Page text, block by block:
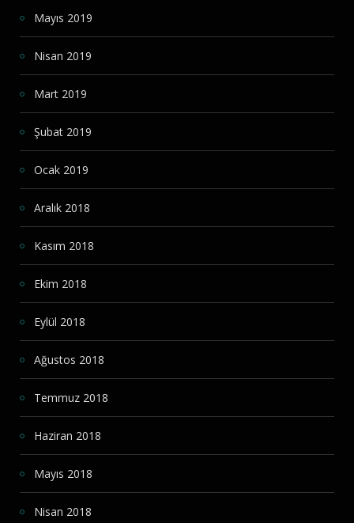
Mayıs 2019
Nisan 2019
Mart 2019
Şubat 2019
Ocak 2019
Aralık 2018
Kasım 2018
Ekim 2018
Eylül 2018
Ağustos 2018
Temmuz 2018
Haziran 2018
Mayıs 2018
Nisan 2018